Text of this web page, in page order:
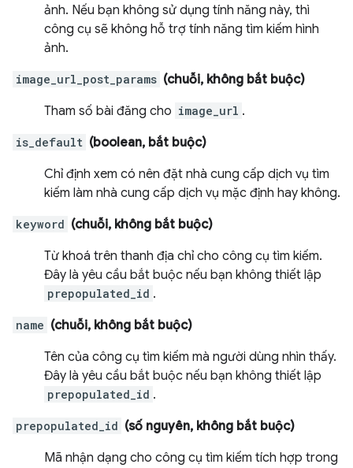
ảnh. Nếu bạn không sử dụng tính năng này, thì
công cụ sẽ không hỗ trợ tính năng tìm kiếm hình
ảnh.
image_url_post_params (chuỗi, không bắt buộc)
Tham số bài đăng cho image_url .
is_default (boolean, bắt buộc)
Chỉ định xem có nên đặt nhà cung cấp dịch vụ tìm
kiếm làm nhà cung cấp dịch vụ mặc định hay không.
keyword (chuỗi, không bắt buộc)
Từ khoá trên thanh địa chỉ cho công cụ tìm kiếm.
Đây là yêu cầu bắt buộc nếu bạn không thiết lập
prepopulated_id .
name (chuỗi, không bắt buộc)
Tên của công cụ tìm kiếm mà người dùng nhìn thấy.
Đây là yêu cầu bắt buộc nếu bạn không thiết lập
prepopulated_id .
prepopulated_id (số nguyên, không bắt buộc)
Mã nhận dạng cho công cụ tìm kiếm tích hợp trong